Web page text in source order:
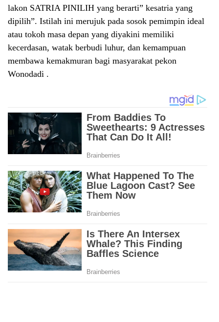
lakon SATRIA PINILIH yang berarti” kesatria yang
dipilih”. Istilah ini merujuk pada sosok pemimpin ideal
atau tokoh masa depan yang diyakini memiliki
kecerdasan, watak berbudi luhur, dan kemampuan
membawa kemakmuran bagi masyarakat pekon
Wonodadi .